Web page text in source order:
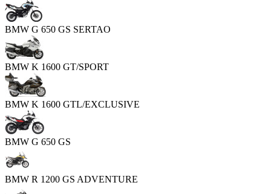
BMW G 650 GS SERTAO
BMW K 1600 GT/SPORT
BMW K 1600 GTL/EXCLUSIVE
BMW G 650 GS
BMW R 1200 GS ADVENTURE